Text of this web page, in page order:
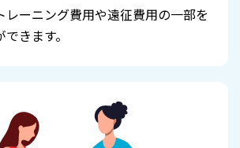
レーニング費用や遠征費用の一部を
きます。